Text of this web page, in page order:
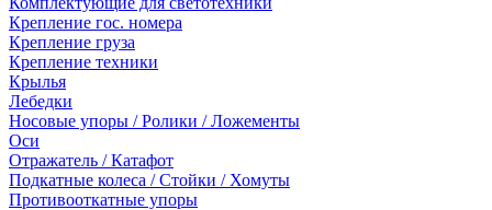
Крепление гос. номера
Крепление груза
Крепление техники
Крылья
Лебедки
Носовые упоры / Ролики / Ложементы
Оси
Отражатель / Катафот
Подкатные колеса / Стойки / Хомуты
Противооткатные упоры